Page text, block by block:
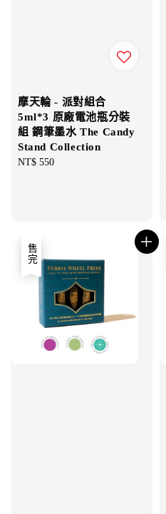
摩天輪 - 派對組合
5ml*3 原廠電池瓶分裝
組 鋼筆墨水 The Candy
Stand Collection
Regular
NT$ 550
售完